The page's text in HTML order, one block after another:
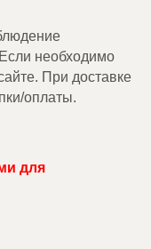
необходимо
При доставке
оплаты.
для